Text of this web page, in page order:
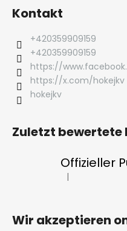
Kontakt
+420359909159
+420359909159
https://
https://x.com/hokejkv
hokejkv
Zuletzt bewertete
Offizieller
Die
|
Wir akzeptieren